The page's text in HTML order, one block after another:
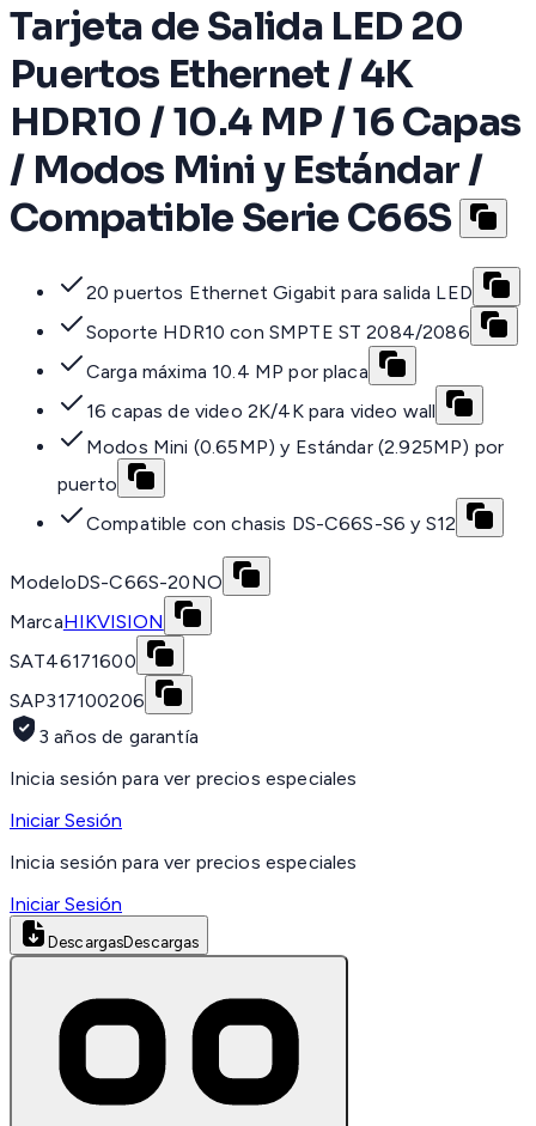
Tarjeta de Salida LED 20
Puertos Ethernet / 4K
HDR10 / 10.4 MP / 16 Capas
/ Modos Mini y Estándar /
Compatible Serie C66S
20 puertos Ethernet Gigabit para salida LED
Soporte HDR10 con SMPTE ST 2084/2086
Carga máxima 10.4 MP por placa
16 capas de video 2K/4K para video wall
Modos Mini (0.65MP) y Estándar (2.925MP) por
puerto
Compatible con chasis DS-C66S-S6 y S12
ModeloDS-C66S-20NO
MarcaHIKVISION
SAT46171600
SAP317100206
3 años de garantía
Inicia sesión para ver precios especiales
Iniciar Sesión
Inicia sesión para ver precios especiales
Iniciar Sesión
DescargasDescargas